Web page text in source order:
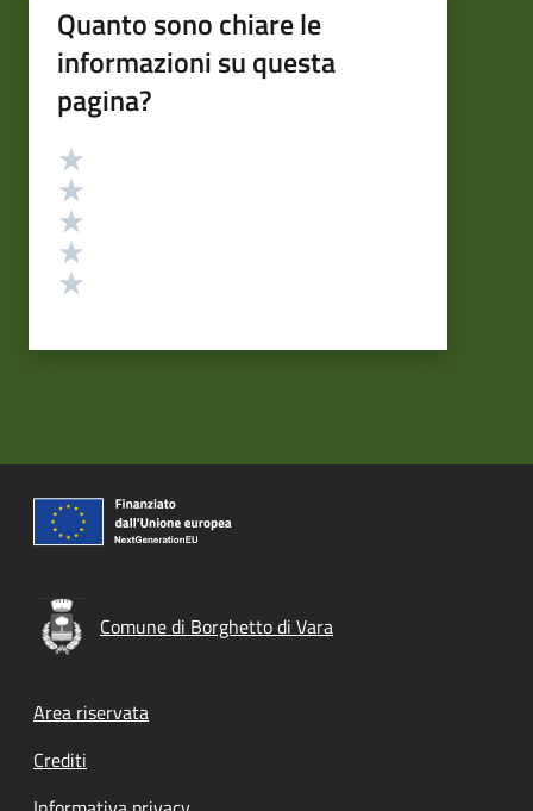
Quanto sono chiare le
informazioni su questa
pagina?
Valutazione
Comune di Borghetto di Vara
Footer menu
Area riservata
Crediti